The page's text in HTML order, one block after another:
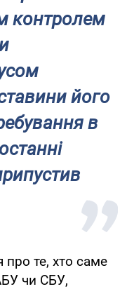
контролем
його
в
те, хто саме
чи СБУ,